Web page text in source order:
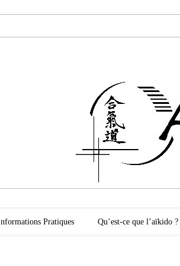
Pratiques Qu’est-ce que l’aïkido ?